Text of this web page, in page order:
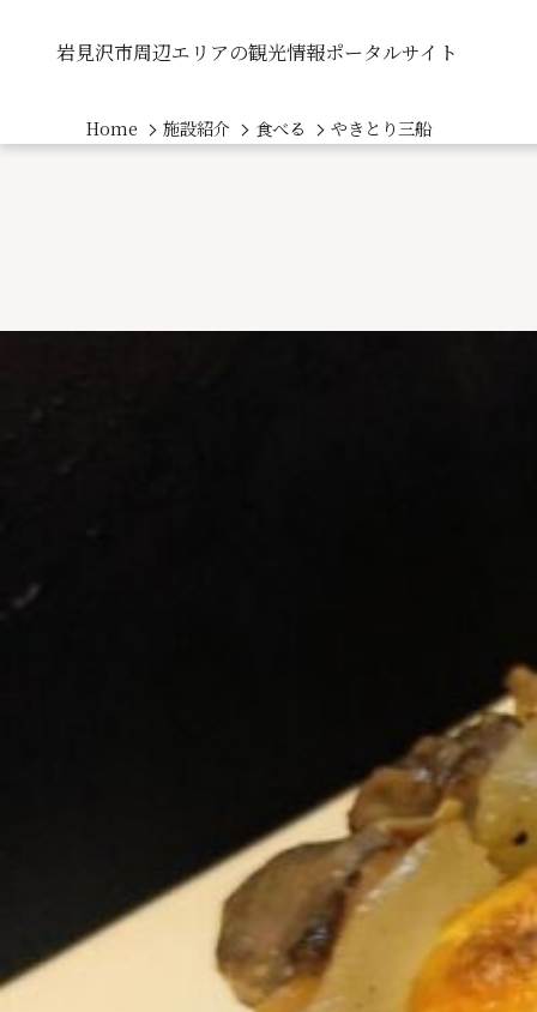
岩見沢市周辺エリアの観光情報ポータルサイト
Home 施設紹介 食べる やきとり三船